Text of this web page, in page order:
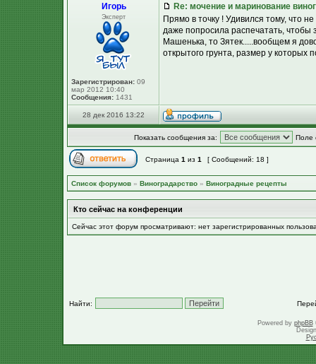
Игорь
Эксперт
Зарегистрирован: 09
мар 2012 10:40
Сообщения: 1431
Re: мочение и маринование
Прямо в точку ! Удивился тому, что
даже попросила распечатать, чтобы
Машенька, то Зятек.....вообщем я
открытого грунта, размер у
28 дек 2016 13:22
Показать сообщения за: Поле
Страница 1 из 1 [ Сообщений: 18 ]
Список форумов » Виноградарство » Виноградные рецепты
Кто сейчас на конференции
Сейчас этот форум просматривают: нет зарегистрированных
Найти:
Powered by phpBB